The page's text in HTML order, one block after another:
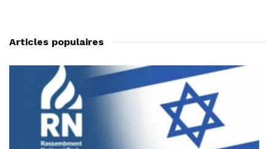
Articles populaires